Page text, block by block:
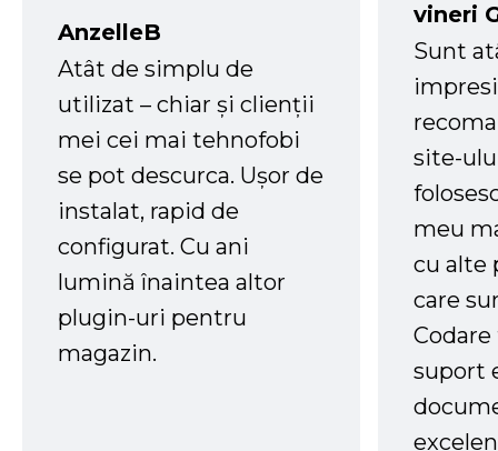
AnzelleB
Atât de simplu de
utilizat – chiar și clienții
mei cei mai tehnofobi
se pot descurca. Ușor de
instalat, rapid de
configurat. Cu ani
lumină înaintea altor
plugin-uri pentru
magazin.
vineri
Sunt
site-
meu
cu alte
care
suport